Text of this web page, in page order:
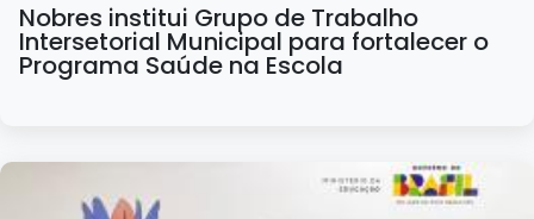
Nobres institui Grupo de Trabalho
Intersetorial Municipal para fortalecer o
Programa Saúde na Escola